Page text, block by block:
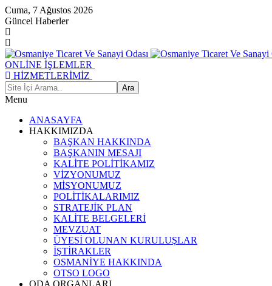
Cuma, 7 Ağustos 2026
Güncel Haberler
ONLİNE İŞLEMLER
HİZMETLERİMİZ
Menu
ANASAYFA
HAKKIMIZDA
BAŞKAN HAKKINDA
BAŞKANIN MESAJI
KALİTE POLİTİKAMIZ
VİZYONUMUZ
MİSYONUMUZ
POLİTİKALARIMIZ
STRATEJİK PLAN
KALİTE BELGELERİ
MEVZUAT
ÜYESİ OLUNAN KURULUŞLAR
İŞTİRAKLER
OSMANİYE HAKKINDA
OTSO LOGO
ODA ORGANLARI